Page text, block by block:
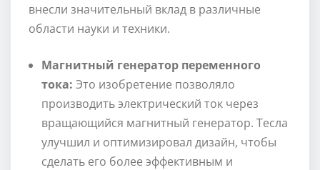
внесли значительный вклад в различные
области науки и техники.
Магнитный генератор переменного
тока: Это изобретение позволяло
производить электрический ток через
вращающийся магнитный генератор. Тесла
улучшил и оптимизировал дизайн, чтобы
сделать его более эффективным и